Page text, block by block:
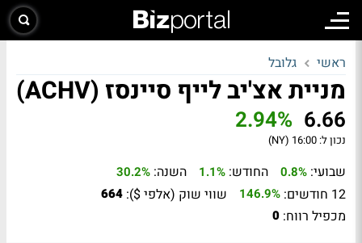
ראשי גלובל
מניית אצ'יב לייף סיינסז (ACHV)
6.66
2.94%
נכון ל: 16:00 (NY)
שבועי: 0.8% החודש: 1.1% השנה: 30.2%
12 חודשים: 146.9% שווי שוק (אלפי $): 664
מכפיל רווח: 0